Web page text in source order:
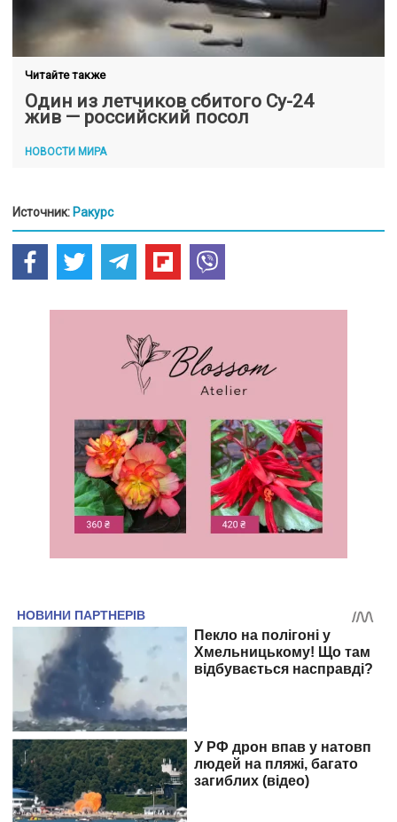
Читайте также
Один из летчиков сбитого Су-24
жив — российский посол
НОВОСТИ МИРА
Источник: Ракурс